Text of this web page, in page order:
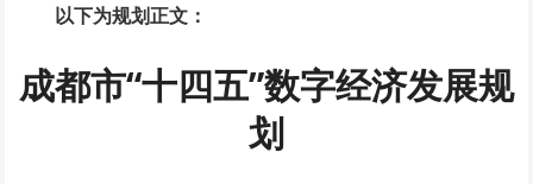
以下为规划正文：
成都市“十四五”数字经济发展规
划